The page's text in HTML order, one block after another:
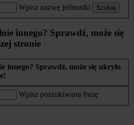
Wpisz nazwę jednostki Szukaj
innego? Sprawdź, może się
stronie
innego? Sprawdź, może się ukryło
Wpisz poszukiwaną frazę